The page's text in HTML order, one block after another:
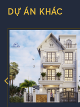
DỰ ÁN KHÁC